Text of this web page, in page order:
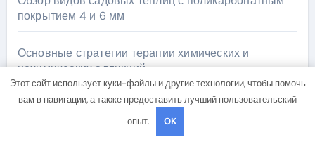
покрытием 4 и 6 мм
Основные стратегии терапии химических и
нехимических аддикций
Характеристики Apple iPhone Air: объём памяти,
поддержка eSIM и цветовые решения
Этот сайт использует куки-файлы и другие технологии, чтобы помочь
вам в навигации, а также предоставить лучший пользовательский
опыт.
OK